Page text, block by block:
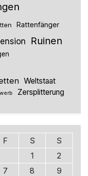
Rattenfänger
Ruinen
Weltstaat
Zersplitterung
F S
S
1
2
7 8
9